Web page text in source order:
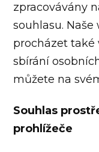
zpracovávány
souhlasu.
procházet také
sbírání
můžete na
Souhlas
prohlížeče